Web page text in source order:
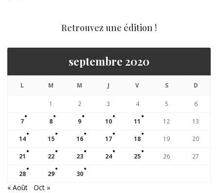
Retrouvez une édition !
septembre 2020
L M M J V S D
1 2 3 4 5 6
7 8 9 10 11 12 13
14 15 16 17 18 19 20
21 22 23 24 25 26 27
28 29 30
« Août Oct »